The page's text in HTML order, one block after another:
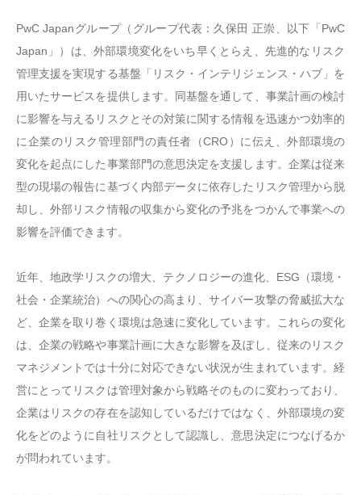
PwC Japanグループ（グループ代表：久保田 正崇、以下「PwC
Japan」）は、外部環境変化をいち早くとらえ、先進的なリスク
管理支援を実現する基盤「リスク・インテリジェンス・ハブ」を
用いたサービスを提供します。同基盤を通して、事業計画の検討
に影響を与えるリスクとその対策に関する情報を迅速かつ効率的
に企業のリスク管理部門の責任者（CRO）に伝え、外部環境の
変化を起点にした事業部門の意思決定を支援します。企業は従来
型の現場の報告に基づく内部データに依存したリスク管理から脱
却し、外部リスク情報の収集から変化の予兆をつかんで事業への
影響を評価できます。
近年、地政学リスクの増大、テクノロジーの進化、ESG（環境・
社会・企業統治）への関心の高まり、サイバー攻撃の脅威拡大な
ど、企業を取り巻く環境は急速に変化しています。これらの変化
は、企業の戦略や事業計画に大きな影響を及ぼし、従来のリスク
マネジメントでは十分に対応できない状況が生まれています。経
営にとってリスクは管理対象から戦略そのものに変わっており、
企業はリスクの存在を認知しているだけではなく、外部環境の変
化をどのように自社リスクとして認識し、意思決定につなげるか
が問われています。